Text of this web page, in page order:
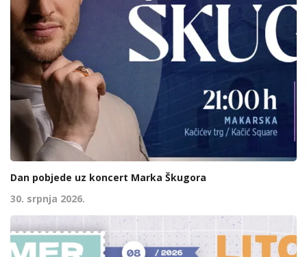
Dan pobjede uz koncert Marka Škugora
30. srpnja 2026.